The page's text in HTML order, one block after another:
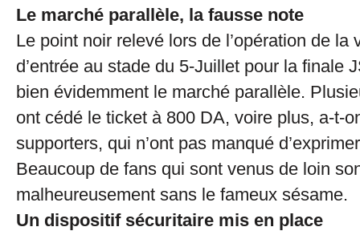
Le marché parallèle, la fausse note
Le point noir relevé lors de l’opération de la
d’entrée au stade du 5-Juillet pour la finale
bien évidemment le marché parallèle.
ont cédé le ticket à 800 DA, voire plus, a-t-
supporters, qui n’ont pas manqué
Beaucoup de fans qui sont venus de loin
malheureusement sans le fameux sésame.
Un dispositif sécuritaire mis en place